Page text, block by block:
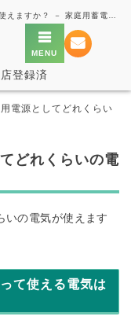
登録済
電源としてどれくらい
どれくらいの電
いの電気が使えます
て使える電気は